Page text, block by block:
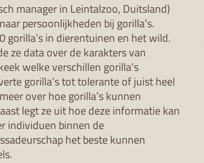
manager in Leintalzoo, Duitsland)
persoonlijkheden bij gorilla’s.
gorilla’s in dierentuinen en het wild.
ze data over de karakters van
welke verschillen gorilla’s
gorilla’s tot tolerante of juist heel
over hoe gorilla’s kunnen
legt ze uit hoe deze informatie kan
individuen binnen de
het beste kunnen